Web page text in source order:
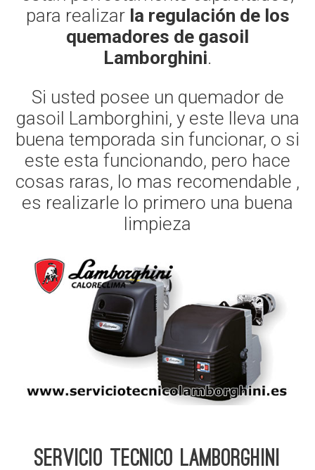
para realizar la regulación de los
quemadores de gasoil
Lamborghini.
Si usted posee un quemador de
gasoil Lamborghini, y este lleva una
buena temporada sin funcionar, o si
este esta funcionando, pero hace
cosas raras, lo mas recomendable ,
es realizarle lo primero una buena
limpieza
Servicio Tecnico Lamborghini